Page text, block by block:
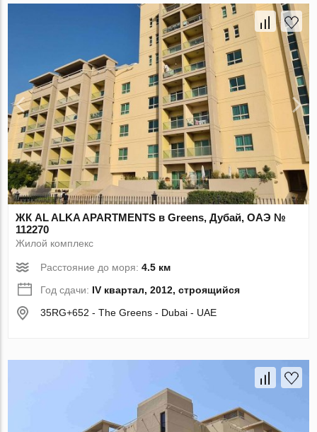
ЖК AL ALKA APARTMENTS в Greens, Дубай, ОАЭ №
112270
Жилой комплекс
Расстояние до моря:4.5 км
Год сдачи: IV квартал, 2012, строящийся
35RG+652 - The Greens - Dubai - UAE